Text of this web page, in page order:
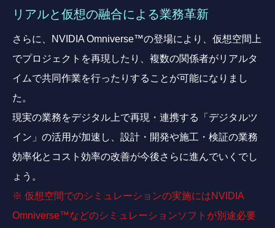
リアルと仮想の融合による業務革新
さらに、NVIDIA Omniverse™の登場により、仮想空間上
でプロジェクトを再現したり、複数の関係者がリアルタ
イムで共同作業を行ったりすることが可能になりまし
た。
現実の業務をデジタル上で再現・連携する「デジタルツ
イン」の活用が加速し、設計・開発や施工・検証の業務
効率化とコスト効率の改善が今後さらに進んでいくでし
ょう。
※ 仮想空間でのシミュレーションの実施にはNVIDIA
Omniverse™などのシミュレーションソフトが別途必要